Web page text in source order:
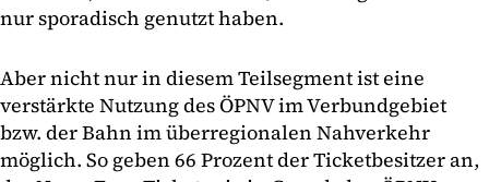
nur sporadisch genutzt haben.
Aber nicht nur in diesem Teilsegment ist eine
verstärkte Nutzung des ÖPNV im Verbundgebiet
bzw. der Bahn im überregionalen Nahverkehr
möglich. So geben 66 Prozent der Ticketbesitzer an,